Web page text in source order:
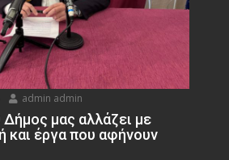
admin admin
μας αλλάζει με
και έργα που αφήνουν